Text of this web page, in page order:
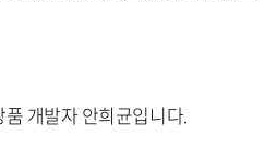
개발자 안희균입니다.